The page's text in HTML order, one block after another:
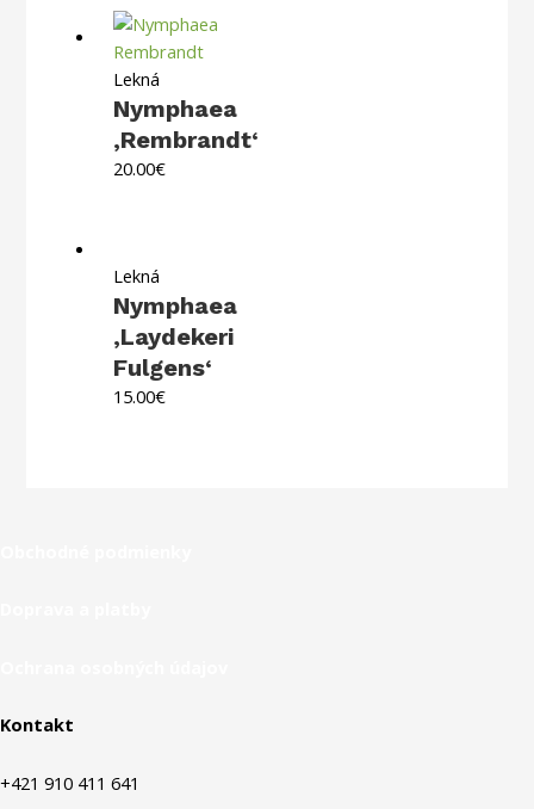
Lekná
Nymphaea
‚Rembrandt‘
20.00€
Lekná
Nymphaea
‚Laydekeri
Fulgens‘
15.00€
Kontakt
+421 910 411 641